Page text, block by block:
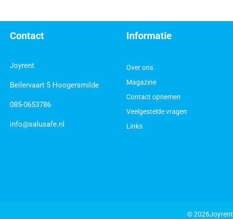
Contact
Joyrent
Beilervaart 5 Hoogersmilde
085-0653786
info@salusafe.nl
Informatie
Over ons
Magazine
Contact opnemen
Veelgestelde vragen
Links
© 2026Joyrent